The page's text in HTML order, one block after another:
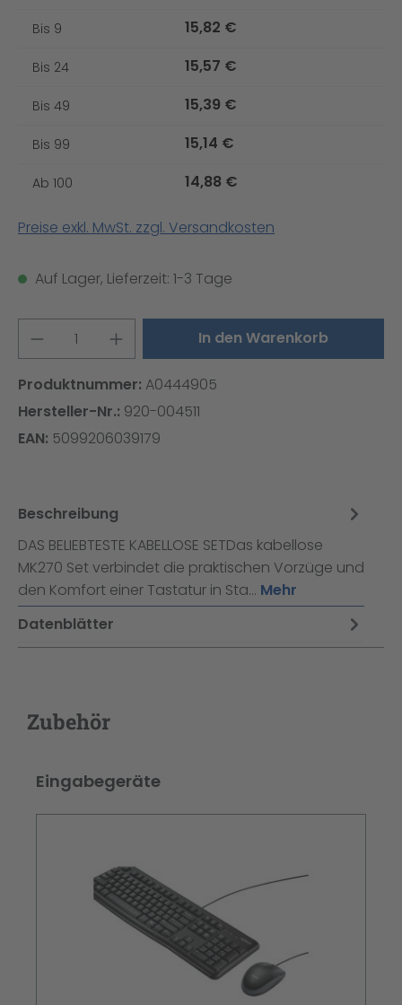
Bis 9 15,82 €
Bis 24 15,57 €
Bis 49 15,39 €
Bis 99 15,14 €
Ab 100 14,88 €
Preise exkl. MwSt. zzgl. Versandkosten
Auf Lager, Lieferzeit: 1-3 Tage
Produkt Anzahl: Gib denIn den Warenkorb
Produktnummer: A0444905
Hersteller-Nr.: 920-004511
EAN: 5099206039179
Beschreibung
DAS BELIEBTESTE KABELLOSE SETDas kabellose
MK270 Set verbindet die praktischen Vorzüge und
den Komfort einer Tastatur in Sta… Mehr
Datenblätter
Zubehör
Produktgalerie überspringen
Eingabegeräte